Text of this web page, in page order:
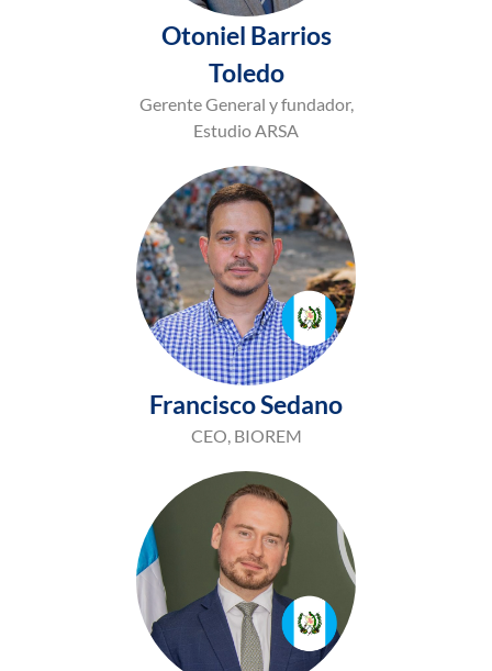
Otoniel Barrios
Toledo
Gerente General y fundador,
Estudio ARSA
Francisco Sedano
CEO, BIOREM